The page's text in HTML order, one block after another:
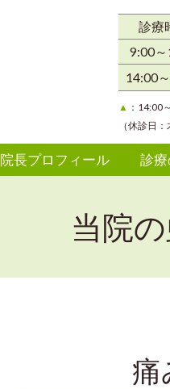
診療
9:00
14:00
▲ ：
（休診日
院長プロフィール 診
当院
痛